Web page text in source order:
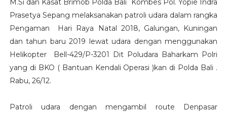
M.Si dan Kasat Brimob Polda Bali Kombes Pol. Yopie Indra
Prasetya Sepang melaksanakan patroli udara dalam rangka
Pengaman Hari Raya Natal 2018, Galungan, Kuningan
dan tahun baru 2019 lewat udara dengan menggunakan
Helikopter Bell-429/P-3201 Dit Poludara Baharkam Polri
yang di BKO ( Bantuan Kendali Operasi )kan di Polda Bali .
Rabu, 26/12.
Patroli udara dengan mengambil route Denpasar